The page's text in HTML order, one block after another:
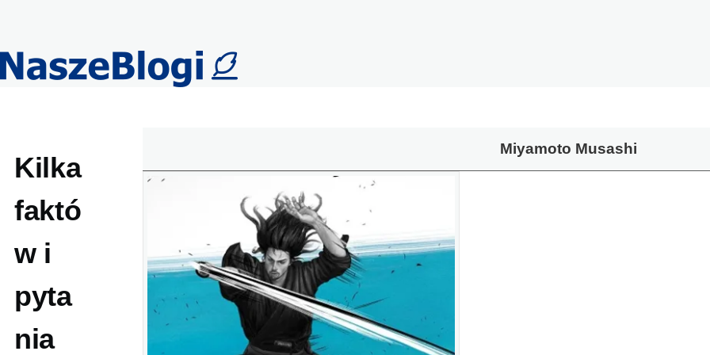
Kilka
faktó
w i
pyta
nia
Miyamoto Musashi